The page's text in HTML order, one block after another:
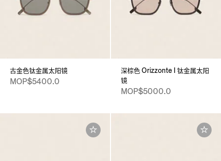
古金色钛金属太阳镜
MOP$5400.0
深棕色 Orizzonte I 钛金属太阳
镜
MOP$5000.0